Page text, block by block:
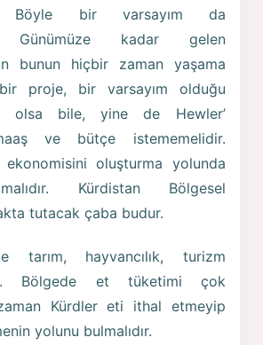
Böyle bir varsayım da
Günümüze kadar gelen
bunun hiçbir zaman yaşama
proje, bir varsayım olduğu
olsa bile, yine de Hewler’
ve bütçe istememelidir.
oluşturma yolunda
Kürdistan Bölgesel
tutacak çaba budur.
tarım, hayvancılık, turizm
Bölgede et tüketimi çok
Kürdler eti ithal etmeyip
yolunu bulmalıdır.